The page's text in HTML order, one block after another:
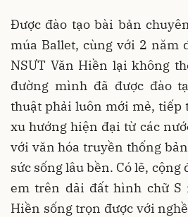
Được đào tạo bài bản
múa Ballet, cùng với 2 năm
NSƯT Văn Hiền lại không
đường mình đã được đào
thuật phải luôn mới mẻ, tiếp
xu hướng hiện đại từ các
với văn hóa truyền thống
sức sống lâu bền. Có lẽ,
em trên dải đất hình chữ S
Hiền sống trọn được với